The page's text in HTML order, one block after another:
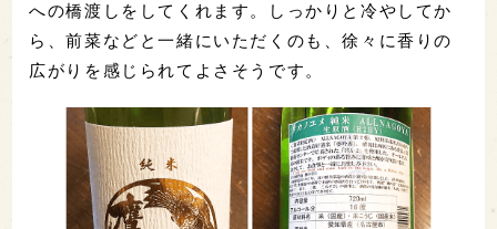
への橋渡しをしてくれます。しっかりと冷やしてか
ら、前菜などと一緒にいただくのも、徐々に香りの
広がりを感じられてよさそうです。